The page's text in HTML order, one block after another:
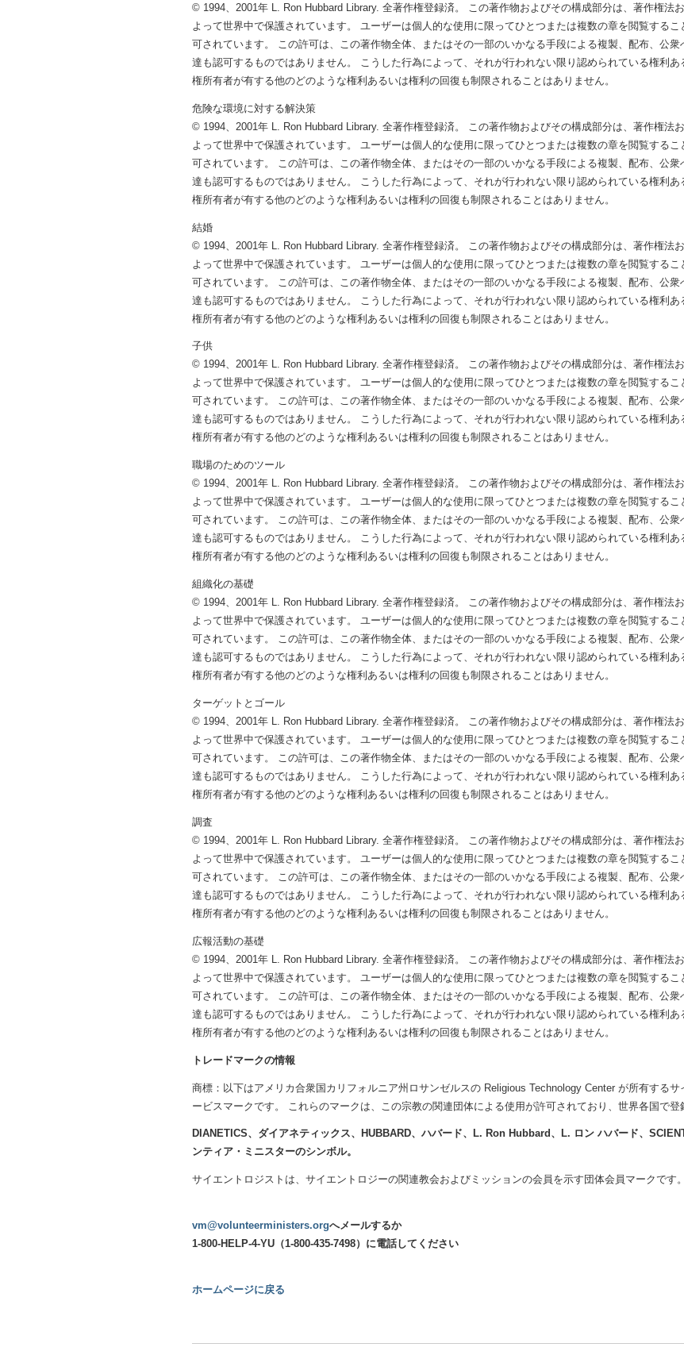
© 1994、2001年 L. Ron Hubbard Library. 全著作権登録済。 この著作物およびその構成部分は、著作権法
よって世界中で保護されています。 ユーザーは個人的な使用に限ってひとつまたは複数の章を閲覧する
可されています。 この許可は、この著作物全体、またはその一部のいかなる手段による複製、配布、公
達も認可するものではありません。 こうした行為によって、それが行われない限り認められている権利
権所有者が有する他のどのような権利あるいは権利の回復も制限されることはありません。
危険な環境に対する解決策
© 1994、2001年 L. Ron Hubbard Library. 全著作権登録済。 この著作物およびその構成部分は、著作権法
よって世界中で保護されています。 ユーザーは個人的な使用に限ってひとつまたは複数の章を閲覧する
可されています。 この許可は、この著作物全体、またはその一部のいかなる手段による複製、配布、公
達も認可するものではありません。 こうした行為によって、それが行われない限り認められている権利
権所有者が有する他のどのような権利あるいは権利の回復も制限されることはありません。
結婚
© 1994、2001年 L. Ron Hubbard Library. 全著作権登録済。 この著作物およびその構成部分は、著作権法
よって世界中で保護されています。 ユーザーは個人的な使用に限ってひとつまたは複数の章を閲覧する
可されています。 この許可は、この著作物全体、またはその一部のいかなる手段による複製、配布、公
達も認可するものではありません。 こうした行為によって、それが行われない限り認められている権利
権所有者が有する他のどのような権利あるいは権利の回復も制限されることはありません。
子供
© 1994、2001年 L. Ron Hubbard Library. 全著作権登録済。 この著作物およびその構成部分は、著作権法
よって世界中で保護されています。 ユーザーは個人的な使用に限ってひとつまたは複数の章を閲覧する
可されています。 この許可は、この著作物全体、またはその一部のいかなる手段による複製、配布、公
達も認可するものではありません。 こうした行為によって、それが行われない限り認められている権利
権所有者が有する他のどのような権利あるいは権利の回復も制限されることはありません。
職場のためのツール
© 1994、2001年 L. Ron Hubbard Library. 全著作権登録済。 この著作物およびその構成部分は、著作権法
よって世界中で保護されています。 ユーザーは個人的な使用に限ってひとつまたは複数の章を閲覧する
可されています。 この許可は、この著作物全体、またはその一部のいかなる手段による複製、配布、公
達も認可するものではありません。 こうした行為によって、それが行われない限り認められている権利
権所有者が有する他のどのような権利あるいは権利の回復も制限されることはありません。
組織化の基礎
© 1994、2001年 L. Ron Hubbard Library. 全著作権登録済。 この著作物およびその構成部分は、著作権法
よって世界中で保護されています。 ユーザーは個人的な使用に限ってひとつまたは複数の章を閲覧する
可されています。 この許可は、この著作物全体、またはその一部のいかなる手段による複製、配布、公
達も認可するものではありません。 こうした行為によって、それが行われない限り認められている権利
権所有者が有する他のどのような権利あるいは権利の回復も制限されることはありません。
ターゲットとゴール
© 1994、2001年 L. Ron Hubbard Library. 全著作権登録済。 この著作物およびその構成部分は、著作権法
よって世界中で保護されています。 ユーザーは個人的な使用に限ってひとつまたは複数の章を閲覧する
可されています。 この許可は、この著作物全体、またはその一部のいかなる手段による複製、配布、公
達も認可するものではありません。 こうした行為によって、それが行われない限り認められている権利
権所有者が有する他のどのような権利あるいは権利の回復も制限されることはありません。
調査
© 1994、2001年 L. Ron Hubbard Library. 全著作権登録済。 この著作物およびその構成部分は、著作権法
よって世界中で保護されています。 ユーザーは個人的な使用に限ってひとつまたは複数の章を閲覧する
可されています。 この許可は、この著作物全体、またはその一部のいかなる手段による複製、配布、公
達も認可するものではありません。 こうした行為によって、それが行われない限り認められている権利
権所有者が有する他のどのような権利あるいは権利の回復も制限されることはありません。
広報活動の基礎
© 1994、2001年 L. Ron Hubbard Library. 全著作権登録済。 この著作物およびその構成部分は、著作権法
よって世界中で保護されています。 ユーザーは個人的な使用に限ってひとつまたは複数の章を閲覧する
可されています。 この許可は、この著作物全体、またはその一部のいかなる手段による複製、配布、公
達も認可するものではありません。 こうした行為によって、それが行われない限り認められている権利
権所有者が有する他のどのような権利あるいは権利の回復も制限されることはありません。
トレードマークの情報
商標：以下はアメリカ合衆国カリフォルニア州ロサンゼルスの Religious Technology Center が所有する
ービスマークです。 これらのマークは、この宗教の関連団体による使用が許可されており、世界各国で登
DIANETICS、ダイアネティックス、HUBBARD、ハバード、L. Ron Hubbard、L. ロン ハバード、
ンティア・ミニスターのシンボル。
サイエントロジストは、サイエントロジーの関連教会およびミッションの会員を示す団体会員マークです。
vm@volunteerministers.orgへメールするか
1-800-HELP-4-YU（1-800-435-7498）に電話してください
ホームページに戻る